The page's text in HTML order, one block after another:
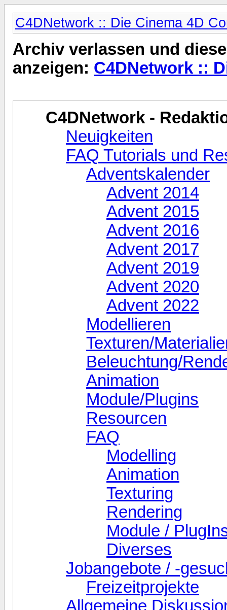
C4DNetwork :: Die Cinema 4D
Archiv verlassen und
anzeigen: C4DNetwork ::
C4DNetwork -
Neuigkeiten
FAQ Tutorials und
Adventskalender
Advent 2014
Advent 2015
Advent 2016
Advent 2017
Advent 2019
Advent 2020
Advent 2022
Modellieren
Texturen/
Beleuchtung/
Animation
Module/Plugins
Resourcen
FAQ
Modelling
Animation
Texturing
Rendering
Module /
Diverses
Jobangebote / -
Freizeitprojekte
Allgemeine